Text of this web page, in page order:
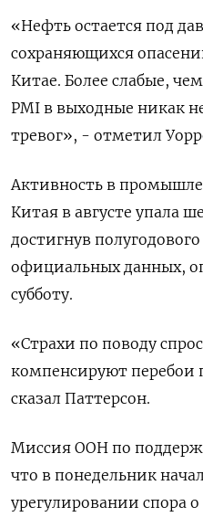
«Нефть остается под
сохраняющихся
Китае. Более слабые,
PMI в выходные никак
тревог», - отметил
Активность в
Китая в августе упала
достигнув
официальных данных,
субботу.
«Страхи по поводу
компенсируют перебои
сказал Паттерсон.
Миссия ООН по
что в понедельник
урегулировании спора